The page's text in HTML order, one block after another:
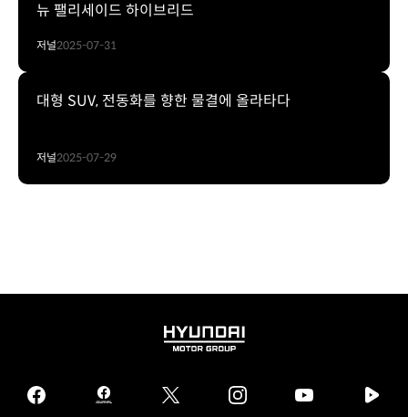
뉴 팰리세이드 하이브리드
저널2025-07-31
대형 SUV, 전동화를 향한 물결에 올라타다
저널2025-07-29
HYUNDAI
GROUP
facebook
hmg twitter instagram